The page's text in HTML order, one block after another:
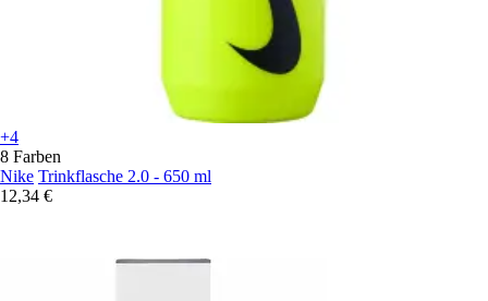
+4
8 Farben
Nike Trinkflasche 2.0 - 650 ml
12,34 €